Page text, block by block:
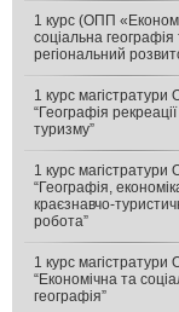
1 курс (ОПП
соціальна географія
регіональний
1 курс магістратури
“Географія рекреації
туризму”
1 курс магістратури
“Географія,
краєзнавчо-
робота”
1 курс магістратури
“Економічна та
географія”